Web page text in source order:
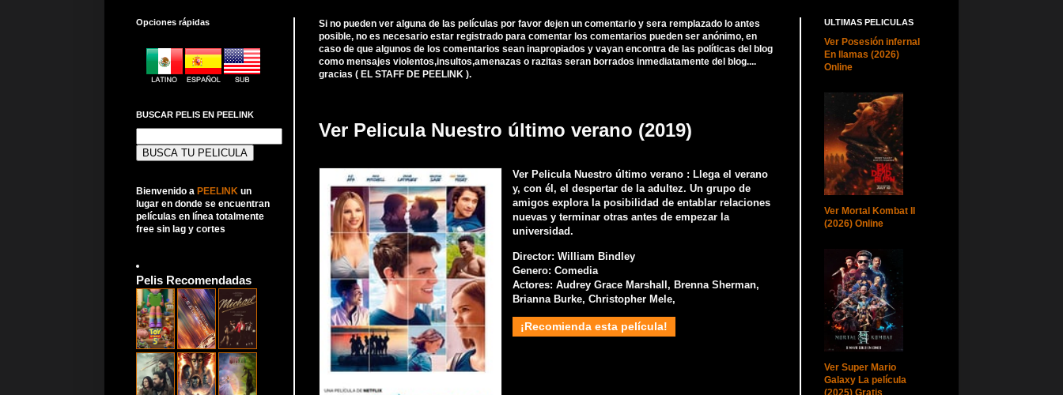
Si no pueden ver alguna de las películas por favor dejen un comentario y sera remplazado lo antes
posible, no es necesario estar registrado para comentar los comentarios pueden ser anónimo, en
caso de que algunos de los comentarios sean inapropiados y vayan encontra de las políticas del blog
como mensajes violentos,insultos,amenazas o razitas seran borrados inmediatamente del blog....
gracias ( EL STAFF DE PEELINK ).
Ver Pelicula Nuestro último verano (2019)
Ver Pelicula Nuestro último verano : Llega el verano
y, con él, el despertar de la adultez. Un grupo de
amigos explora la posibilidad de entablar relaciones
nuevas y terminar otras antes de empezar la
universidad.
Director: William Bindley
Genero: Comedia
Actores: Audrey Grace Marshall, Brenna Sherman,
Brianna Burke, Christopher Mele,
¡Recomienda esta película!
Opciones rápidas
BUSCAR PELIS EN PEELINK
Bienvenido a PEELINK un
lugar en donde se encuentran
películas en línea totalmente
free sin lag y cortes
Pelis Recomendadas
ULTIMAS PELICULAS
Ver Posesión infernal
En llamas (2026)
Online
Ver Mortal Kombat II
(2026) Online
Ver Super Mario
Galaxy La película